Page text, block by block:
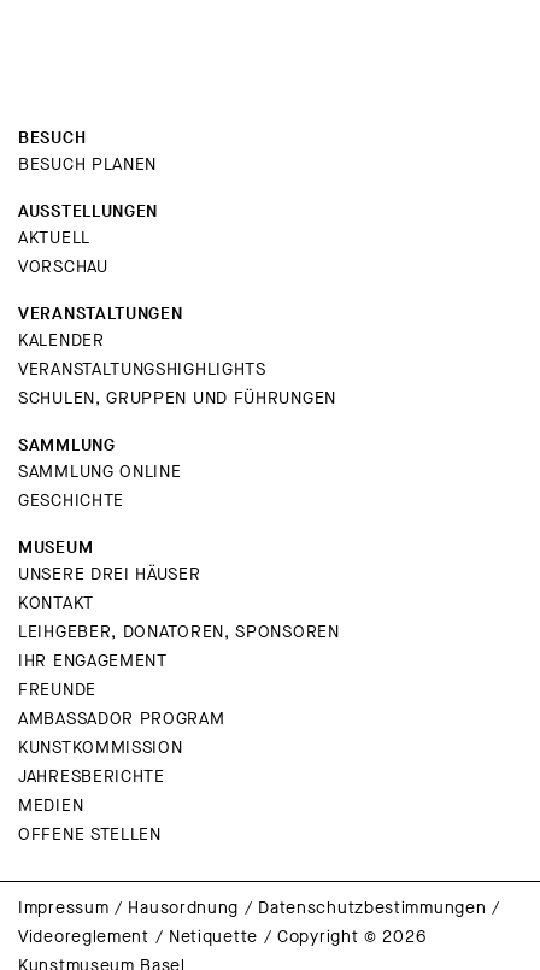
BESUCH
BESUCH PLANEN
AUSSTELLUNGEN
AKTUELL
VORSCHAU
VERANSTALTUNGEN
KALENDER
VERANSTALTUNGSHIGHLIGHTS
SCHULEN, GRUPPEN UND FÜHRUNGEN
SAMMLUNG
SAMMLUNG ONLINE
GESCHICHTE
MUSEUM
UNSERE DREI HÄUSER
KONTAKT
LEIHGEBER, DONATOREN, SPONSOREN
IHR ENGAGEMENT
FREUNDE
AMBASSADOR PROGRAM
KUNSTKOMMISSION
JAHRESBERICHTE
MEDIEN
OFFENE STELLEN
Impressum / Hausordnung / Datenschutzbestimmungen /
Videoreglement / Netiquette /Copyright © 2026